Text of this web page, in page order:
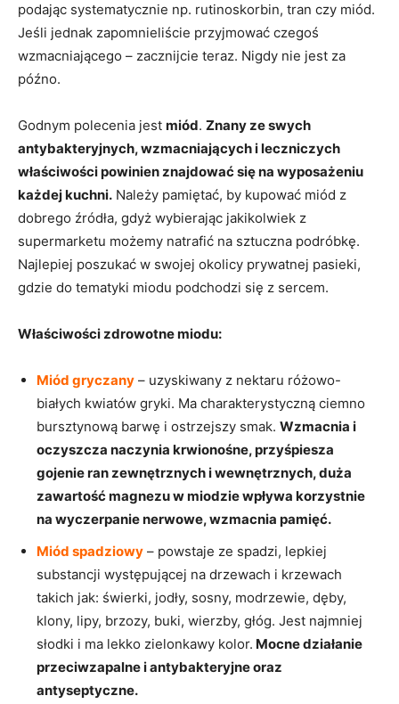
podając systematycznie np. rutinoskorbin, tran czy miód.
Jeśli jednak zapomnieliście przyjmować czegoś
wzmacniającego – zacznijcie teraz. Nigdy nie jest za
późno.
Godnym polecenia jest miód. Znany ze swych
antybakteryjnych, wzmacniających i leczniczych
właściwości powinien znajdować się na wyposażeniu
każdej kuchni. Należy pamiętać, by kupować miód z
dobrego źródła, gdyż wybierając jakikolwiek z
supermarketu możemy natrafić na sztuczna podróbkę.
Najlepiej poszukać w swojej okolicy prywatnej pasieki,
gdzie do tematyki miodu podchodzi się z sercem.
Właściwości zdrowotne miodu:
Miód gryczany – uzyskiwany z nektaru różowo-
białych kwiatów gryki. Ma charakterystyczną ciemno
bursztynową barwę i ostrzejszy smak. Wzmacnia i
oczyszcza naczynia krwionośne, przyśpiesza
gojenie ran zewnętrznych i wewnętrznych, duża
zawartość magnezu w miodzie wpływa korzystnie
na wyczerpanie nerwowe, wzmacnia pamięć.
Miód spadziowy – powstaje ze spadzi, lepkiej
substancji występującej na drzewach i krzewach
takich jak: świerki, jodły, sosny, modrzewie, dęby,
klony, lipy, brzozy, buki, wierzby, głóg. Jest najmniej
słodki i ma lekko zielonkawy kolor. Mocne działanie
przeciwzapalne i antybakteryjne oraz
antyseptyczne.